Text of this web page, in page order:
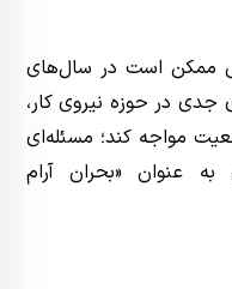
ممکن است در سال‌های
جدی در حوزه نیروی کار،
مواجه کند؛ مسئله‌ای
عنوان «بحران آرام